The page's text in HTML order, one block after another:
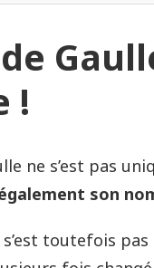
!
ne s’est pas
son
toutefois